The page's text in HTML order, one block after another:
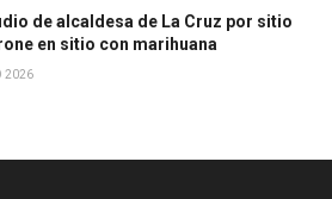
de alcaldesa de La Cruz por sitio
en sitio con marihuana
2026